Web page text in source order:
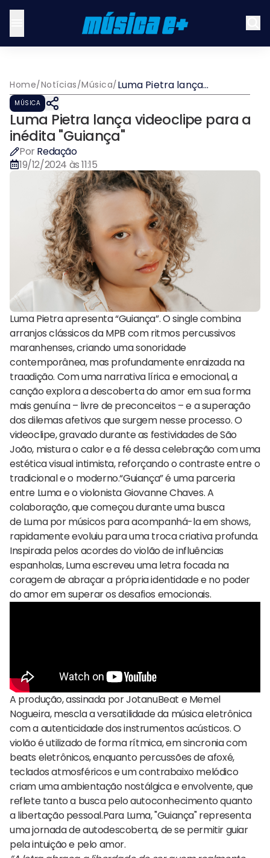
Home/Notícias/Música/Luma Pietra lança
videoclipe para a inédita
MÚSICA
Luma Pietra lança videoclipe para a
inédita "Guiança"
Por Redação
19/12/2024 às 11:15
Luma Pietra apresenta “Guiança”. O single combina
arranjos clássicos da MPB com ritmos percussivos
maranhenses, criando uma sonoridade
contemporânea, mas profundamente enraizada na
traadição. Com uma narrativa lírica e emocional, a
canção explora a descoberta do amor em sua forma
mais genuína – livre de preconceitos – e a superação
dos dilemas afetivos que surgem nesse processo. O
videoclipe, gravado durante as festividades de São
João, mistura o calor e a fé dessa celebração com uma
estética visual intimista, reforçando o contraste entre o
tradicional e o moderno.“Guiança” é uma parceria
entre Luma e o violonista Giovanne Chaves. A
colaboração, que começou durante uma busca
de Luma por músicos para acompanhá-la em shows,
rapidamente evoluiu para uma troca criativa profunda.
Inspirada pelos acordes do violão de influências
espanholas, Luma escreveu uma letra focada na
coragem de abraçar a própria identidade e no poder
do amor em superar os desafios emocionais.
A produção, assinada por JotanuBeat e Memel
Nogueira, mescla a versatilidade da música eletrônica
com a autenticidade dos instrumentos acústicos. O
violão é utilizado de forma rítmica, em sincronia com
beats eletrônicos, enquanto percussões de afoxé,
teclados atmosféricos e um contrabaixo melódico
criam uma ambientação nostálgica e envolvente, que
reflete tanto a busca pelo autoconhecimento quanto
a libertação pessoal.Para Luma, "Guiança" representa
uma jornada de autodescoberta, de se permitir guiar
pela intuição e pelo amor.